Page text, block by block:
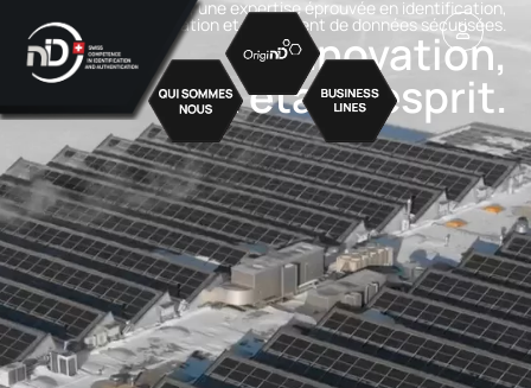
Depuis 1976, une expertise éprouvée en identification,
authentification et traitement de données sécurisées.
L’innovation,
un état d’esprit.